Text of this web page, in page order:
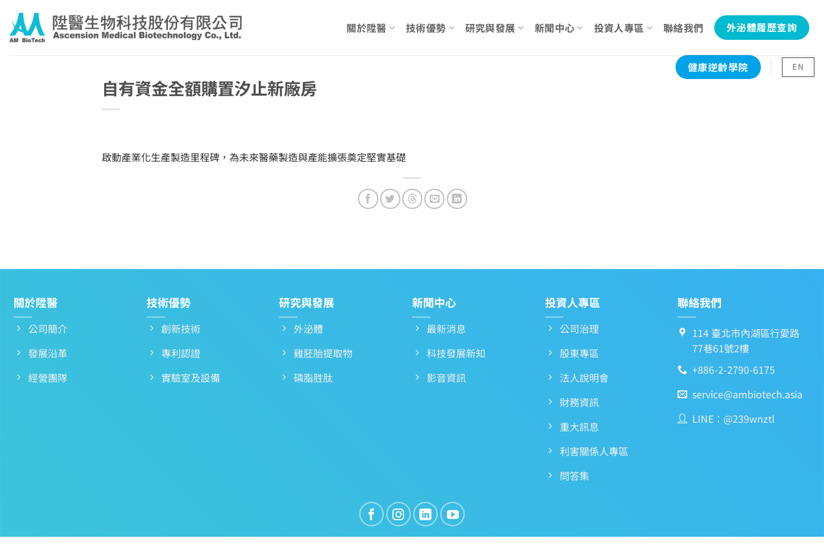
content
關於陞醫 技術優勢 研究與發展 新聞中心 投資人專區 聯絡我們 外泌體履歷查詢
健康逆齡學院 EN
自有資金全額購置汐止新廠房
啟動產業化生產製造里程碑，為未來醫藥製造與產能擴張奠定堅實基礎
關於陞醫
公司簡介
發展沿革
經營團隊
技術優勢
創新技術
專利認證
實驗室及設備
研究與發展
外泌體
雞胚胎提取物
磷脂胜肽
新聞中心
最新消息
科技發展新知
影音資訊
投資人專區
公司治理
股東專區
法人說明會
財務資訊
重大訊息
利害關係人專區
問答集
聯絡我們
114 臺北市內湖區行愛路
77巷61號2樓
+886-2-2790-6175
service@ambiotech.asia
LINE：@239wnztl